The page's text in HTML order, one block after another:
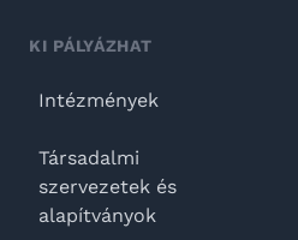
KI PÁLYÁZHAT
Intézmények
Társadalmi
szervezetek és
alapítványok